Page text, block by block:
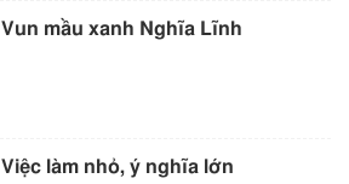
Vun mầu xanh Nghĩa Lĩnh
Việc làm nhỏ, ý nghĩa lớn